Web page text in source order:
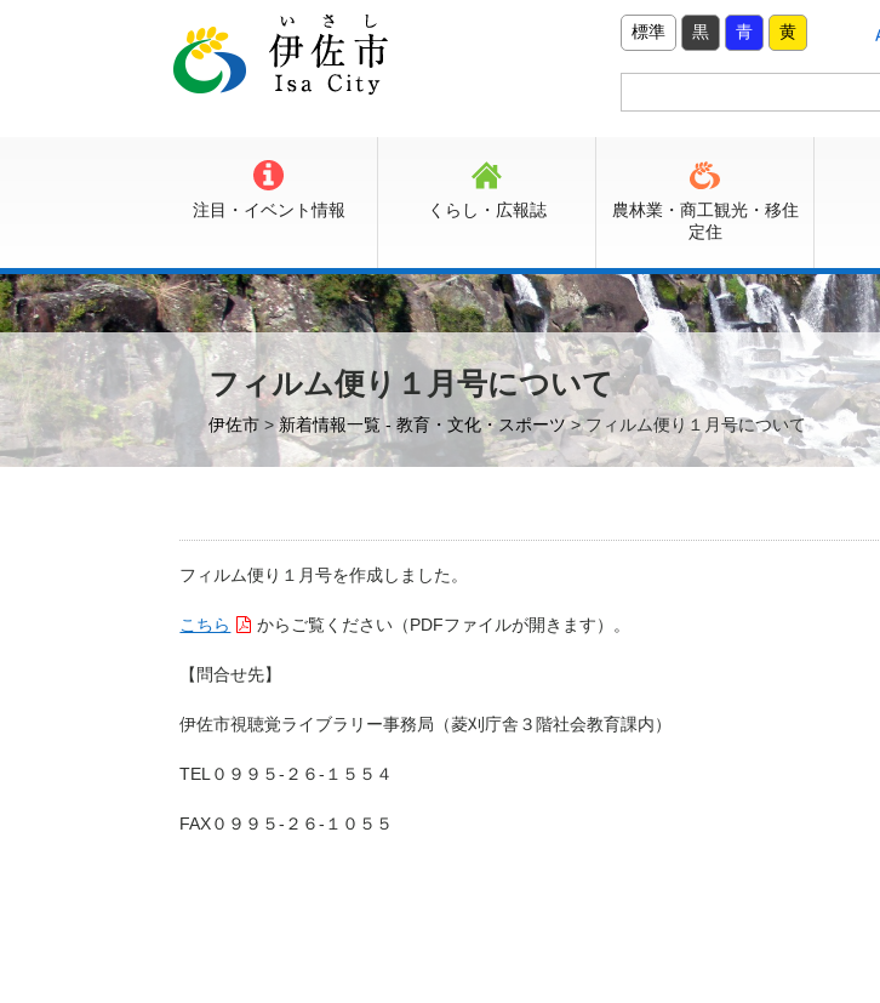
標準 黒 青 黄
注目・イベント情報 くらし・広報誌
農林業・商工観光・移住
定住
フィルム便り１月号について
伊佐市 >新着情報一覧 - 教育・文化・スポーツ> フィルム便り１月号について
フィルム便り１月号を作成しました。
こちら からご覧ください（PDFファイルが開きます）。
【問合せ先】
伊佐市視聴覚ライブラリー事務局（菱刈庁舎３階社会教育課内）
TEL０９９５-２６-１５５４
FAX０９９５-２６-１０５５